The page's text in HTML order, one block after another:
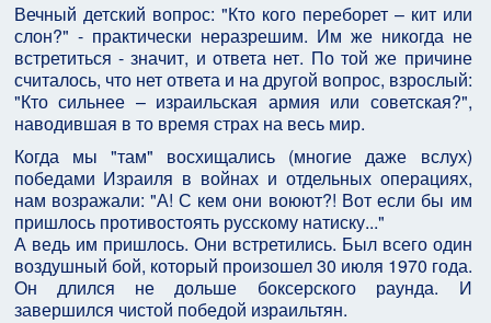
Вечный детский вопрос: "Кто кого переборет – кит или
слон?" - практически неразрешим. Им же никогда не
встретиться - значит, и ответа нет. По той же причине
считалось, что нет ответа и на другой вопрос, взрослый:
"Кто сильнее – израильская армия или советская?",
наводившая в то время страх на весь мир.
Когда мы "там" восхищались (многие даже вслух)
победами Израиля в войнах и отдельных операциях,
нам возражали: "А! С кем они воюют?! Вот если бы им
пришлось противостоять русскому натиску..."
А ведь им пришлось. Они встретились. Был всего один
воздушный бой, который произошел 30 июля 1970 года.
Он длился не дольше боксерского раунда. И
завершился чистой победой израильтян.